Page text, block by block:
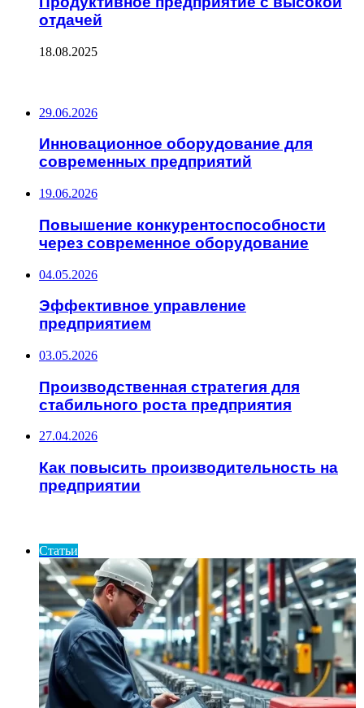
отдачей
18.08.2025
29.06.2026
Инновационное оборудование для
современных предприятий
19.06.2026
Повышение конкурентоспособности
через современное оборудование
04.05.2026
Эффективное управление
предприятием
03.05.2026
Производственная стратегия для
стабильного роста предприятия
27.04.2026
Как повысить производительность на
предприятии
Статьи